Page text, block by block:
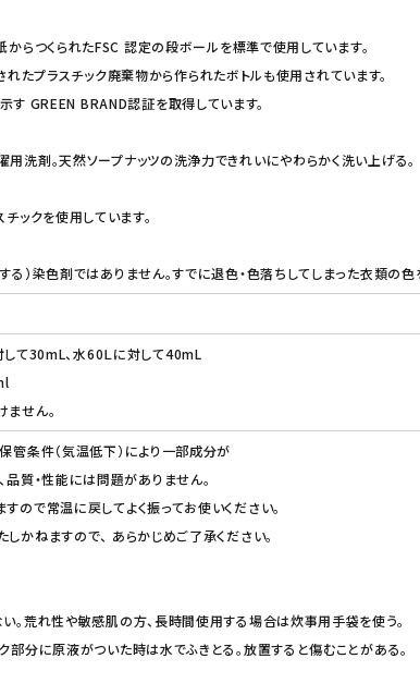
らつくられたFSC 認定の段ボールを標準で使用しています。
たプラスチック廃棄物から作られたボトルも使用されています。
GREEN BRAND認証を取得しています。
洗剤。天然ソープナッツの洗浄力できれいにやわらかく洗い上げる。
ックを使用しています。
）染色剤ではありません。すでに退色・色落ちしてしまった衣類の
て30mL、水60Ｌに対して40mL
せん。
管条件（気温低下）により一部成分が
質・性能には問題がありません。
ので常温に戻してよく振ってお使いください。
かねますので、 あらかじめご了承ください。
。荒れ性や敏感肌の方、長時間使用する場合は炊事用手袋を使う。
分に原液がついた時は水でふきとる。放置すると傷むことがある。